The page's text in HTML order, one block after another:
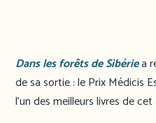
Dans les forêts de Sibériea
de sa sortie : le Prix Médicis
l’un des meilleurs livres de